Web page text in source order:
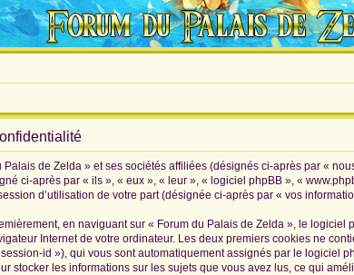
de Zelda » et ses sociétés affiliées (désignés ci-après par «
ci-après par « ils », « eux », « leur », « logiciel phpBB », «
d’utilisation de votre part (désignée ci-après par « vos
en naviguant sur « Forum du Palais de Zelda », le
Internet de votre ordinateur. Les deux premiers cookies ne
id »), qui vous sont automatiquement assignés par le logiciel
stocker les informations sur les sujets que vous avez lus, ce qui